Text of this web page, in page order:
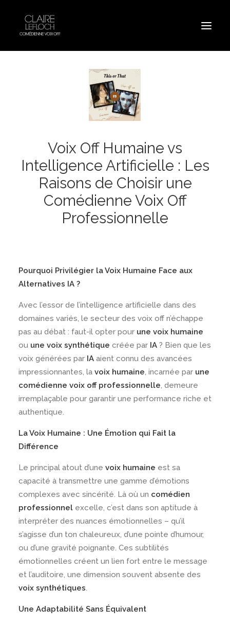
Voix Off Humaine vs
Intelligence Artificielle : Les
Raisons de Choisir une
Comédienne Voix Off
Professionnelle
Pourquoi Privilégier la Voix Humaine Face aux
Alternatives IA ?
Avec l’essor de l’intelligence artificielle dans des
domaines variés, le secteur des voix off n’échappe
pas au débat : faut-il opter pour une voix humaine
ou une voix synthétique créée par IA ? Bien que les
voix générées par IA aient connu des avancées
impressionnantes, la voix humaine, incarnée par une
comédienne voix off professionnelle, demeure
irremplaçable pour garantir une performance riche et
authentique.
La Voix Humaine : Une Émotion qui Fait la
Différence
Le principal atout d’une voix humaine est sa
capacité à transmettre une gamme d’émotions
complexes avec sincérité. Là où un comédien
professionnel excelle, c’est dans son aptitude à
interpréter des nuances émotionnelles – qu’il
s’agisse d’un ton chaleureux, d’une pointe d’humour,
ou d’une gravité poignante. Ces subtilités
émotionnelles créent un lien fort entre le message
et l’auditoire, une dimension souvent absente des
voix synthétiques.
Une Adaptabilité Sans Équivalent